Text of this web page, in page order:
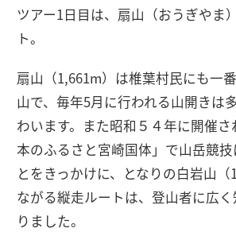
ツアー1日目は、扇山（おうぎやま
ト。
扇山（1,661m）は椎葉村民にも一
山で、毎年5月に行われる山開きは
わいます。また昭和５４年に開催さ
本のふるさと宮崎国体」で山岳競
とをきっかけに、となりの白岩山（
ながる縦走ルートは、登山者に広
りました。